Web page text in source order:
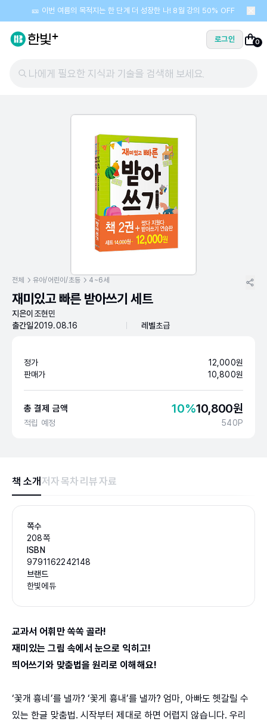
🎫 이번 여름의 목적지는 한 단계 더 성장한 나! 8월 강의 50% OFF
로그인 0
나에게 필요한 지식과 기술을 검색해 보세요.
전체 유아/어린이/초등 4~6세
재미있고 빠른 받아쓰기 세트
지은이 조현민
출간일2019.08.16 레벨초급
정가 12,000원
판매가
10,800원
총 결제 금액 10%10,800원
적립 예정 540P
책 소개 저자목차 리뷰 자료
쪽수
208쪽
ISBN
9791162242148
브랜드
한빛에듀
교과서 어휘만 쏙쏙 골라!
재미있는 그림 속에서 눈으로 익히고!
띄어쓰기와 맞춤법을 원리로 이해해요!
‘꽃개 흉네’를 낼까? ‘꽃게 흉내’를 낼까? 엄마, 아빠도 헷갈릴 수
있는 한글 맞춤법. 시작부터 제대로 하면 어렵지 않습니다. 우리